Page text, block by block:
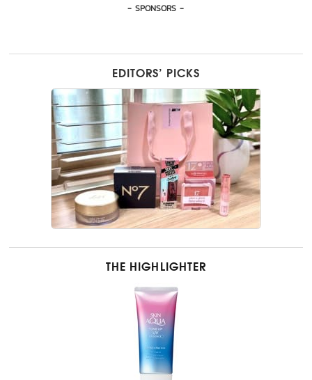
- SPONSORS -
EDITORS’ PICKS
THE HIGHLIGHTER